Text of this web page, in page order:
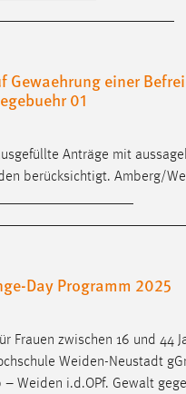
Gewaehrung einer
01
Anträge mit
berücksichtigt. Amberg/
Day Programm 2025
Frauen zwischen 16 und 44
Weiden-Neustadt
– Weiden i.d.OPf. Gewalt